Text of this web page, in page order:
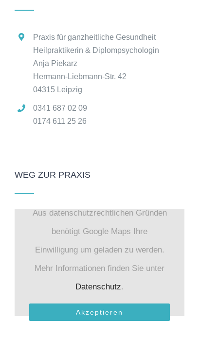
Praxis für ganzheitliche Gesundheit
Heilpraktikerin & Diplompsychologin
Anja Piekarz
Hermann-Liebmann-Str. 42
04315 Leipzig
0341 687 02 09
0174 611 25 26
WEG ZUR PRAXIS
Aus datenschutzrechtlichen Gründen
benötigt Google Maps Ihre
Einwilligung um geladen zu werden.
Mehr Informationen finden Sie unter
Datenschutz.
Akzeptieren